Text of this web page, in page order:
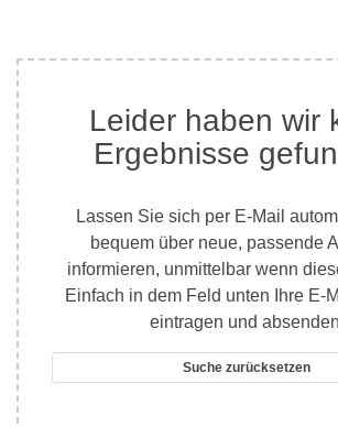
Leider haben wir
Ergebnisse
Lassen Sie sich per E-Mail
bequem über neue, passende
informieren, unmittelbar wenn
Einfach in dem Feld unten Ihre E-
eintragen und
Suche zurücksetzen